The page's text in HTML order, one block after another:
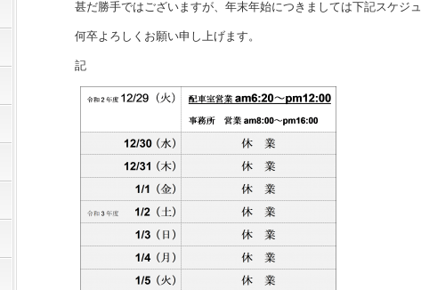
甚だ勝手ではございますが、年末年始につきましては下記スケジ
何卒よろしくお願い申し上げます。
記